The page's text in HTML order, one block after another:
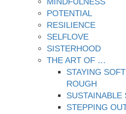
POTENTIAL
RESILIENCE
SELFLOVE
SISTERHOOD
THE ART OF …
STAYING
ROUGH
SUSTAINABLE
STEPPING